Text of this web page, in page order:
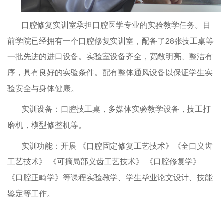
口腔修复实训室承担口腔医学专业的实验教学任务。目
前学院已经拥有一个口腔修复实训室，配备了28张技工桌等
一批先进的进口设备。实验室设备齐全，宽敞明亮、整洁有
序，具有良好的实验条件。配有整体通风设备以保证学生实
验安全与身体健康。
实训设备：口腔技工桌，多媒体实验教学设备，技工打
磨机，模型修整机等。
实训功能：开展 《口腔固定修复工艺技术》《全口义齿
工艺技术》 《可摘局部义齿工艺技术》 《口腔修复学》
《口腔正畸学》等课程实验教学、学生毕业论文设计、技能
鉴定等工作。